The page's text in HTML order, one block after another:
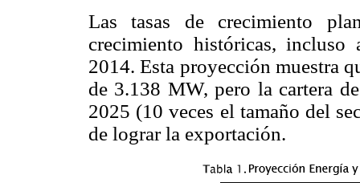
Las tasas de crecimiento
crecimiento históricas,
2014. Esta proyección muestra
de 3.138 MW, pero la cartera
2025 (10 veces el tamaño del
de lograr la exportación.